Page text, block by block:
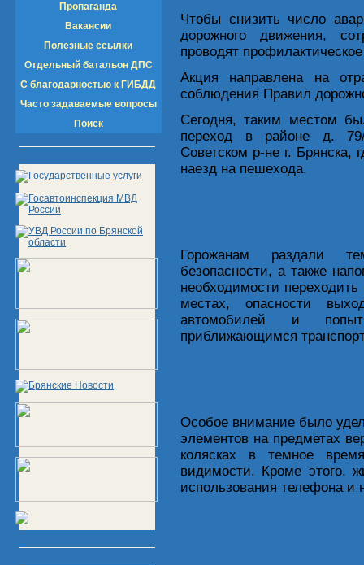
Пропаганда
Вакансии
Полезные ссылки
Отдельный батальон ДПС
С благодарностью к ГИБДД
Часто задаваемые вопросы
Поиск
Чтобы снизить число
дорожного движения,
проводят
Акция направлена на
соблюдения Правил
Сегодня, таким местом
переход в районе д.
Советском р-не г. Брянска,
наезд на пешехода.
Горожанам раздали
безопасности, а также
необходимости
местах, опасности
автомобилей и
приближающимся
Особое внимание было
элементов на предметах
колясках в темное
видимости. Кроме этого,
использования телефона и